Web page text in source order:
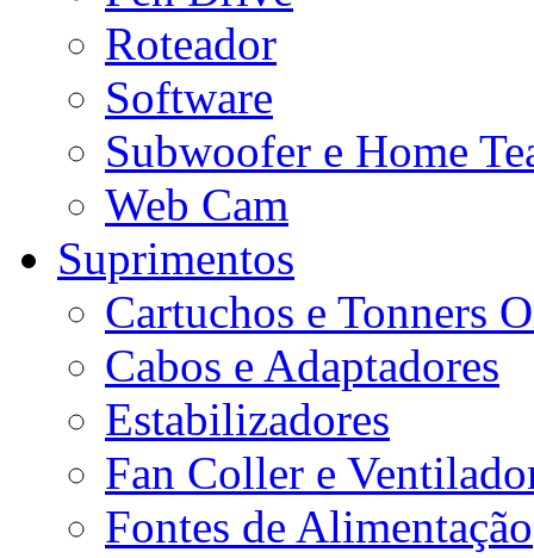
Roteador
Software
Subwoofer e Home
Web Cam
Suprimentos
Cartuchos e Tonners
Cabos e Adaptadores
Estabilizadores
Fan Coller e
Fontes de Alimentação